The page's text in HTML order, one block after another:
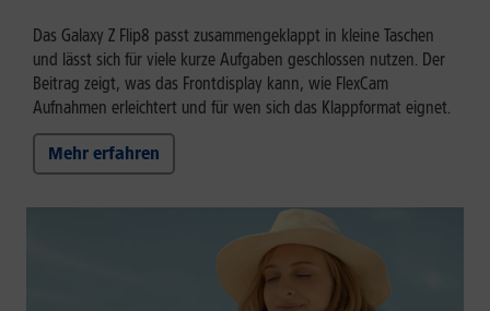
Das Galaxy Z Flip8 passt zusammengeklappt in kleine Taschen
und lässt sich für viele kurze Aufgaben geschlossen nutzen. Der
Beitrag zeigt, was das Frontdisplay kann, wie FlexCam
Aufnahmen erleichtert und für wen sich das Klappformat eignet.
Mehr erfahren